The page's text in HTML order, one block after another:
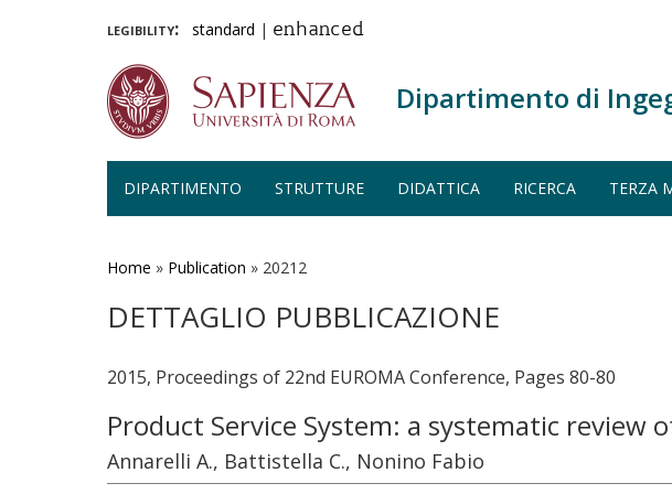
legibility: standard | enhanced
Dipartimento di
DIPARTIMENTO STRUTTURE DIDATTICA RICERCA TERZA
Home » Publication » 20212
DETTAGLIO PUBBLICAZIONE
2015, Proceedings of 22nd EUROMA Conference, Pages 80-80
Product Service System: a systematic review
Annarelli A., Battistella C., Nonino Fabio